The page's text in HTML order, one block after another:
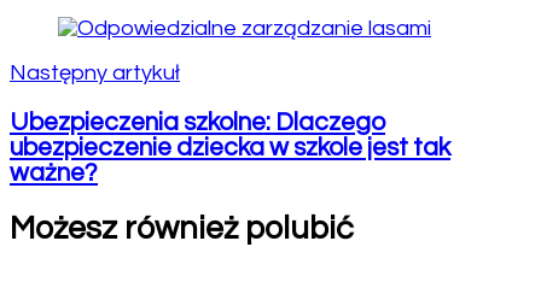
Następny artykuł
Ubezpieczenia szkolne: Dlaczego
ubezpieczenie dziecka w szkole jest tak
ważne?
Możesz również polubić